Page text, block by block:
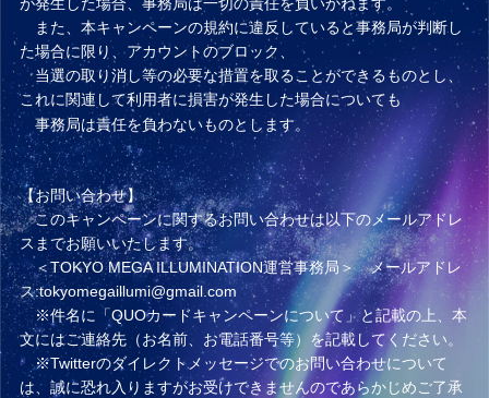
が発生した場合、事務局は一切の責任を負いかねます。
また、本キャンペーンの規約に違反していると事務局が判断し
た場合に限り、アカウントのブロック、
当選の取り消し等の必要な措置を取ることができるものとし、
これに関連して利用者に損害が発生した場合についても
事務局は責任を負わないものとします。
【お問い合わせ】
このキャンペーンに関するお問い合わせは以下のメールアドレ
スまでお願いいたします。
＜TOKYO MEGA ILLUMINATION運営事務局＞ メールアドレ
ス:tokyomegaillumi@gmail.com
※件名に「QUOカードキャンペーンについて」と記載の上、本
文にはご連絡先（お名前、お電話番号等）を記載してください。
※Twitterのダイレクトメッセージでのお問い合わせについて
は、誠に恐れ入りますがお受けできませんのであらかじめご了承